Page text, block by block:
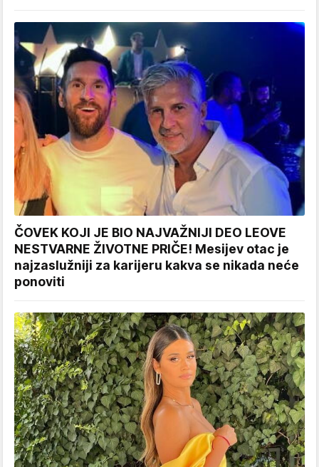
ČOVEK KOJI JE BIO NAJVAŽNIJI DEO LEOVE
NESTVARNE ŽIVOTNE PRIČE! Mesijev otac je
najzaslužniji za karijeru kakva se nikada neće
ponoviti